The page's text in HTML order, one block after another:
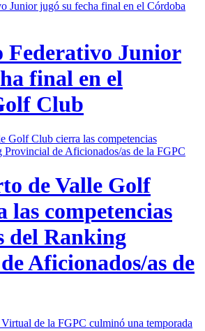
Federativo Junior
final en el
Club
de Valle Golf
las competencias
del Ranking
Aficionados/as de